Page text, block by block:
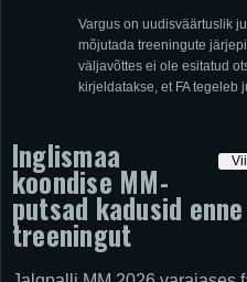
Vargus on uudisväärtuslik
mõjutada treeningute
väljavõttes ei ole esitatud
kirjeldatakse, et FA
Inglismaa
koondise MM-
putsad kadusid
treeningut